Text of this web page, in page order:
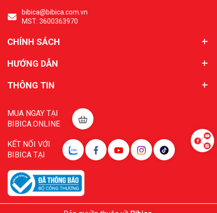
bibica@bibica.com.vn
MST: 3600363970
CHÍNH SÁCH
HƯỚNG DẪN
THÔNG TIN
MUA NGAY TẠI
BIBICA.ONLINE
KẾT NỐI VỚI
BIBICA TẠI